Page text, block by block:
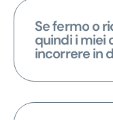
Se fermo o
quindi i miei
incorrere in